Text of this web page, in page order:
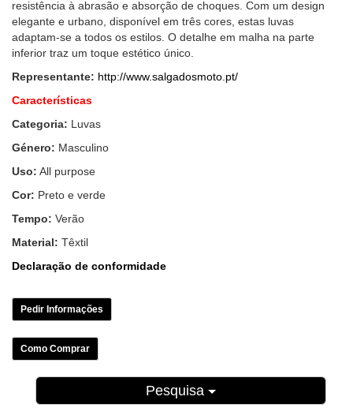
resistência à abrasão e absorção de choques. Com um design
elegante e urbano, disponível em três cores, estas luvas
adaptam-se a todos os estilos. O detalhe em malha na parte
inferior traz um toque estético único.
Representante: http://www.salgadosmoto.pt/
Características
Categoria: Luvas
Género: Masculino
Uso: All purpose
Cor: Preto e verde
Tempo: Verão
Material: Têxtil
Declaração de conformidade
Pedir Informações
Como Comprar
Pesquisa